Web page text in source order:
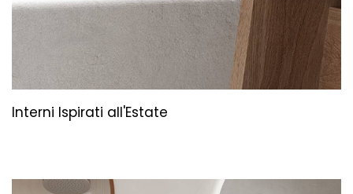
Interni Ispirati all'Estate